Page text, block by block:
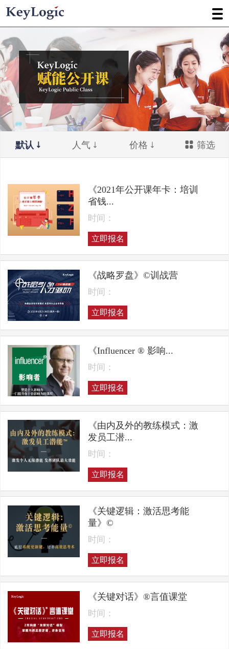
默认 人气 价格 筛选
《2021年公开课年卡：培训
省钱...
时间：
立即报名
《战略罗盘》©训战营
时间：
立即报名
《Influencer ® 影响...
时间：
立即报名
《由内及外的教练模式：激
发员工潜...
时间：
立即报名
《关键逻辑：激活思考能
量》©
时间：
立即报名
《关键对话》®言值课堂
时间：
立即报名